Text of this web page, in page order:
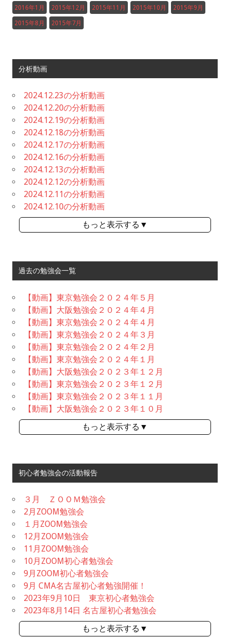
2016年1月 2015年12月 2015年11月 2015年10月 2015年9月
2015年8月 2015年7月
分析動画
2024.12.23の分析動画
2024.12.20の分析動画
2024.12.19の分析動画
2024.12.18の分析動画
2024.12.17の分析動画
2024.12.16の分析動画
2024.12.13の分析動画
2024.12.12の分析動画
2024.12.11の分析動画
2024.12.10の分析動画
もっと表示する▼
過去の勉強会一覧
【動画】東京勉強会２０２４年５月
【動画】大阪勉強会２０２４年４月
【動画】東京勉強会２０２４年４月
【動画】東京勉強会２０２４年３月
【動画】東京勉強会２０２４年２月
【動画】東京勉強会２０２４年１月
【動画】大阪勉強会２０２３年１２月
【動画】東京勉強会２０２３年１２月
【動画】東京勉強会２０２３年１１月
【動画】大阪勉強会２０２３年１０月
もっと表示する▼
初心者勉強会の活動報告
３月 ＺＯＯＭ勉強会
2月ZOOM勉強会
１月ZOOM勉強会
12月ZOOM勉強会
11月ZOOM勉強会
10月ZOOM初心者勉強会
9月ZOOM初心者勉強会
9月 CMA名古屋初心者勉強開催！
2023年9月10日 東京初心者勉強会
2023年8月14日 名古屋初心者勉強会
もっと表示する▼